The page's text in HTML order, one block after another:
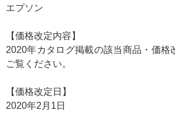
エプソン
【価格改定内容】
2020年カタログ掲載の該当商品・価格
ご覧ください。
【価格改定日】
2020年2月1日